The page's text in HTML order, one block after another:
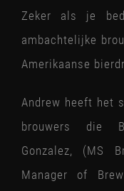
Zeker als je
ambachtelijke
Amerikaanse
Andrew heeft het
brouwers die
Gonzalez, (MS
Manager of